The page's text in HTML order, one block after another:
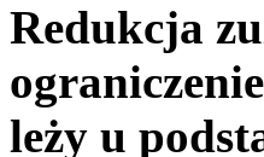
Redukcja
leży u